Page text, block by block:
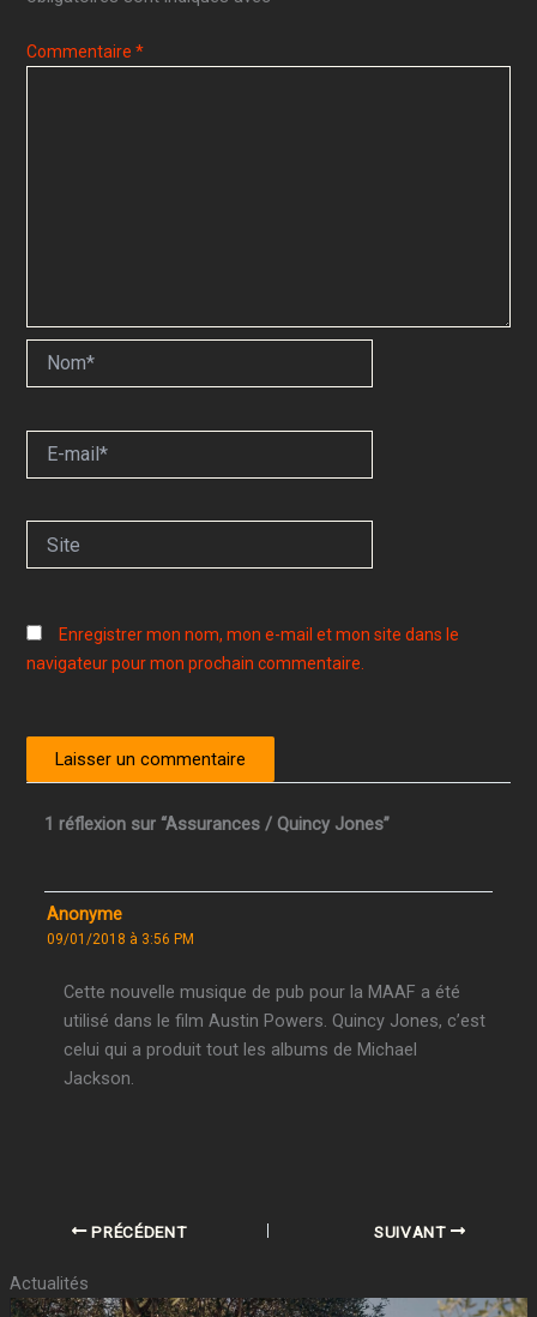
Commentaire*
mail*
Enregistrer mon nom, mon e-mail et mon site dans le
navigateur pour mon prochain commentaire.
1 réflexion sur “Assurances / Quincy Jones”
Anonyme
09/01/2018 à 3:56 PM
Cette nouvelle musique de pub pour la MAAF a été
utilisé dans le film Austin Powers. Quincy Jones, c’est
celui qui a produit tout les albums de Michael
Jackson.
PRÉCÉDENT SUIVANT
Actualités